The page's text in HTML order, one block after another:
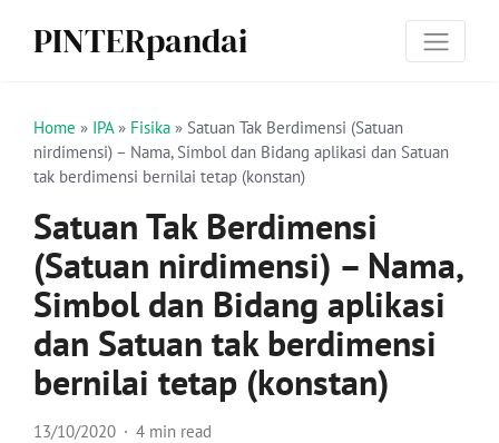
PINTERpandai
Home » IPA» Fisika » Satuan Tak Berdimensi (Satuan
nirdimensi) – Nama, Simbol dan Bidang aplikasi dan Satuan
tak berdimensi bernilai tetap (konstan)
Satuan Tak Berdimensi
(Satuan nirdimensi) – Nama,
Simbol dan Bidang aplikasi
dan Satuan tak berdimensi
bernilai tetap (konstan)
13/10/2020 4 min read